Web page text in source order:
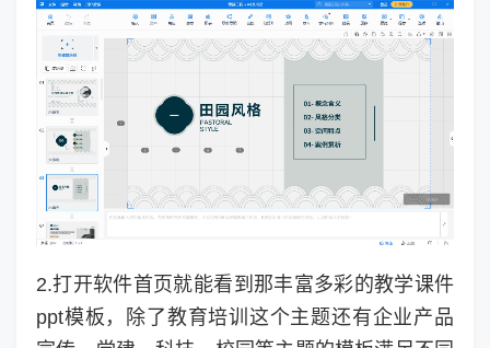
2.打开软件首页就能看到那丰富多彩的教学课件
ppt模板，除了教育培训这个主题还有企业产品